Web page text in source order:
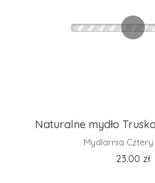
Naturalne mydło
Mydlarnia Cztery
23.00 zł